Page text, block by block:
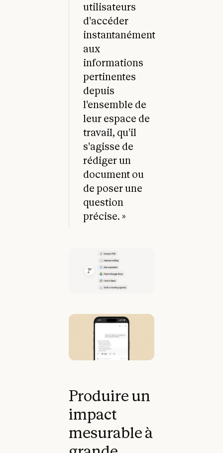
utilisateurs
d'accéder
instantanément
aux
informations
pertinentes
depuis
l'ensemble de
leur espace de
travail, qu'il
s'agisse de
rédiger un
document ou
de poser une
question
précise. »
Produire un
impact
mesurable à